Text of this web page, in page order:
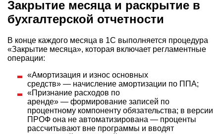
Закрытие месяца и раскрытие в
бухгалтерской отчетности
В конце каждого месяца в 1С выполняется процедура
«Закрытие месяца», которая включает регламентные
операции:
«Амортизация и износ основных
средств» — начисление амортизации по ППА;
«Признание расходов по
аренде» — формирование записей по
процентному компоненту обязательства; в версии
ПРОФ она не автоматизирована — проценты
рассчитывают вне программы и вводят